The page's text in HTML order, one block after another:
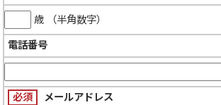
歳 （半角数字）
電話番号
必須 メールアドレス